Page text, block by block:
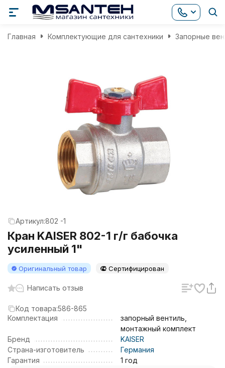
Главная Комплектующие для сантехники Запорные
Артикул:802 -1
Кран KAISER 802-1 г/г бабочка
усиленный 1"
Оригинальный товар Сертифицирован
Написать отзыв
Код товара:586-865
Комплектация
запорный вентиль,
монтажный комплект
Бренд
KAISER
Страна-изготовитель
Германия
Гарантия
1 год